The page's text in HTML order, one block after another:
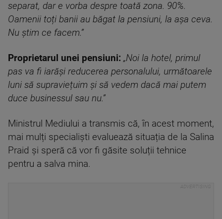
separat, dar e vorba despre toată zona. 90%.
Oamenii toți banii au băgat la pensiuni, la așa ceva.
Nu știm ce facem.”
Proprietarul unei pensiuni: „Noi la hotel, primul
pas va fi iarăși reducerea personalului, următoarele
luni să supraviețuim și să vedem dacă mai putem
duce businessul sau nu.”
Ministrul Mediului a transmis că, în acest moment,
mai mulți specialiști evaluează situația de la Salina
Praid și speră că vor fi găsite soluții tehnice
pentru a salva mina.